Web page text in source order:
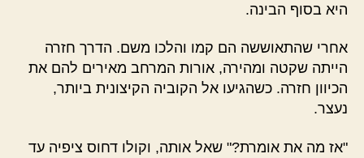
היא בסוף הבינה.
אחרי שהתאוששה הם קמו והלכו משם. הדרך חזרה
הייתה שקטה ומהירה, אורות המרחב מאירים להם את
הכיוון חזרה. כשהגיעו אל הקוביה הקיצונית ביותר,
נעצר.
"אז מה את אומרת?" שאל אותה, וקולו דחוס ציפיה עד